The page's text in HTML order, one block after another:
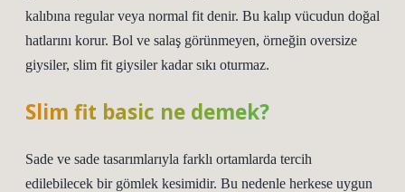
kalıbına regular veya normal fit denir. Bu kalıp vücudun doğal
hatlarını korur. Bol ve salaş görünmeyen, örneğin oversize
giysiler, slim fit giysiler kadar sıkı oturmaz.
Slim fit basic ne demek?
Sade ve sade tasarımlarıyla farklı ortamlarda tercih
edilebilecek bir gömlek kesimidir. Bu nedenle herkese uygun